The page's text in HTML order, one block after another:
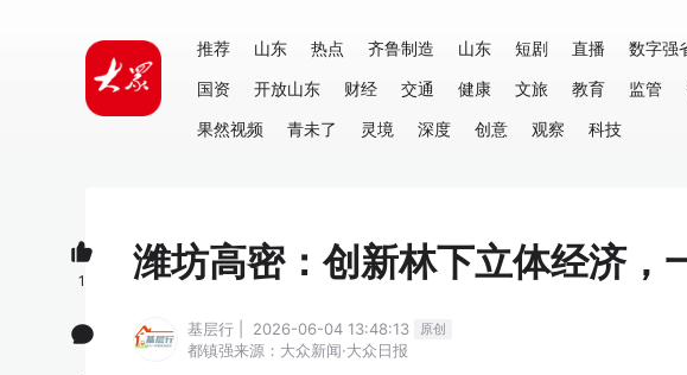
推荐 山东 热点 齐鲁制造 山东 短剧 直播 数字强
国资
开放山东 财经 交通 健康 文旅 教育 监管
果然视频
青未了 灵境 深度 创意 观察 科技
潍坊高密：创新林下立体经济，
基层行 | 2026-06-04 13:48:13 原创
都镇强来源：大众新闻·大众日报
1